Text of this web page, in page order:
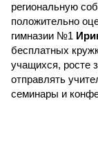
региональную
положительно
гимназии №1
бесплатных
учащихся, росте
отправлять
семинары и